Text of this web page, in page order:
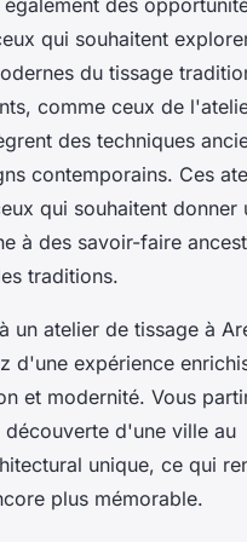
qui souhaitent
du tissage
comme ceux de
des techniques
contemporains. Ces
qui souhaitent donner
à des savoir-faire
traditions.
un atelier de tissage à
d'une expérience
et modernité. Vous
découverte d'une ville au
unique, ce qui
plus mémorable.